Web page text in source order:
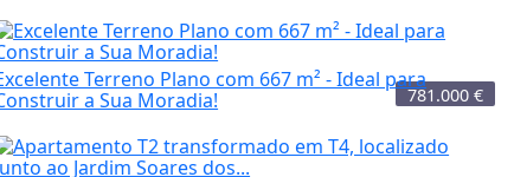
781.000 €
Terreno Plano com 667 m² - Ideal para
a Sua Moradia!